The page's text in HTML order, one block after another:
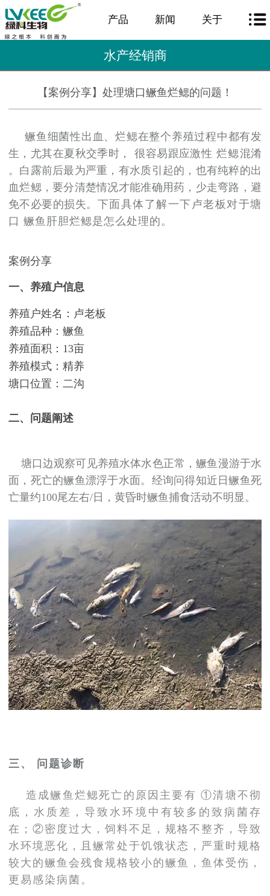
产品 新闻 关于
水产经销商
【案例分享】处理塘口鳜鱼烂鳃的问题！
鳜鱼细菌性出血、烂鳃在整个养殖过程中都有发
生，尤其在夏秋交季时，
很容易跟应激性 烂鳃混淆
。白露前后最为严重，有水质引起的，也有纯粹的出
血烂鳃，要分清楚情况才能准确用药，少走弯路，避
免不必要的损失。 下面具体了解一下卢老板对于塘
口 鳜鱼肝胆烂鳃是怎么处理的。
案例分享
一、养殖户信息
养殖户姓名：卢老板
养殖品种：鳜鱼
养殖面积：13亩
养殖模式：精养
塘口位置：二沟
二、问题阐述
塘口边观察可见养殖水体水色正常，鳜鱼漫游于水
面，死亡的鳜鱼漂浮于水面。经询问得知近日鳜鱼死
亡量约100尾左右/日，黄昏时鳜鱼捕食活动不明显。
三、 问题诊断
造成鳜鱼烂鳃死亡的原因主要有 ①清塘不彻
底，水质差，导致水环境中有较多的致病菌存
在；②密度过大，饲料不足，规格不整齐，导致
水环境恶化，且鳜常处于饥饿状态，严重时规格
较大的鳜鱼会残食规格较小的鳜鱼，鱼体受伤，
更易感染病菌。